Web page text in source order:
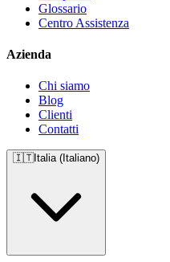
Glossario
Centro Assistenza
Azienda
Chi siamo
Blog
Clienti
Contatti
🇮🇹Italia (Italiano)